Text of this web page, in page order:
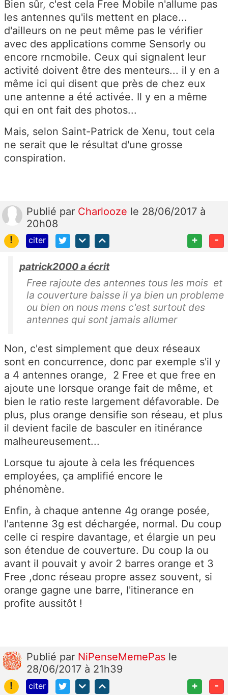
Bien sûr, c'est cela Free Mobile n'allume pas
les antennes qu'ils mettent en place...
d'ailleurs on ne peut même pas le vérifier
avec des applications comme Sensorly ou
encore rncmobile. Ceux qui signalent leur
activité doivent être des menteurs... il y en a
même ici qui disent que près de chez eux
une antenne a été activée. Il y en a même
qui en ont fait des photos...
Mais, selon Saint-Patrick de Xenu, tout cela
ne serait que le résultat d'une grosse
conspiration.
Publié par Charlooze le 28/06/2017 à
20h08
!
citer + -
patrick2000 a écrit
Free rajoute des antennes tous les mois et
la couverture baisse il ya bien un probleme
ou bien on nous mens c'est surtout des
antennes qui sont jamais allumer
Non, c'est simplement que deux réseaux
sont en concurrence, donc par exemple s'il y
a 4 antennes orange, 2 Free et que free en
ajoute une lorsque orange fait de même, et
bien le ratio reste largement défavorable. De
plus, plus orange densifie son réseau, et plus
il devient facile de basculer en itinérance
malheureusement...
Lorsque tu ajoute à cela les fréquences
employées, ça amplifié encore le
phénomène.
Enfin, à chaque antenne 4g orange posée,
l'antenne 3g est déchargée, normal. Du coup
celle ci respire davantage, et élargie un peu
son étendue de couverture. Du coup la ou
avant il pouvait y avoir 2 barres orange et 3
Free ,donc réseau propre assez souvent, si
orange gagne une barre, l'itinerance en
profite aussitôt !
Publié par NiPenseMemePas le
28/06/2017 à 21h39
!
citer + -